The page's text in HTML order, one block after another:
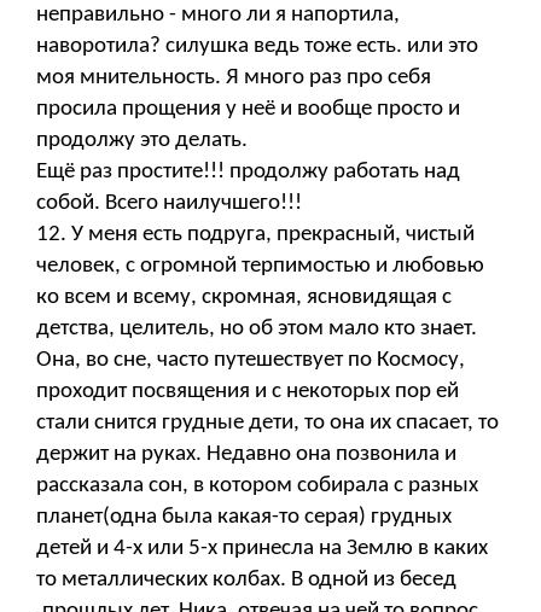
неправильно - много ли я напортила,
наворотила? силушка ведь тоже есть. или это
моя мнительность. Я много раз про себя
просила прощения у неё и вообще просто и
продолжу это делать.
Ещё раз простите!!! продолжу работать над
собой. Всего наилучшего!!!
12. У меня есть подруга, прекрасный, чистый
человек, с огромной терпимостью и любовью
ко всем и всему, скромная, ясновидящая с
детства, целитель, но об этом мало кто знает.
Она, во сне, часто путешествует по Космосу,
проходит посвящения и с некоторых пор ей
стали снится грудные дети, то она их спасает, то
держит на руках. Недавно она позвонила и
рассказала сон, в котором собирала с разных
планет(одна была какая-то серая) грудных
детей и 4-х или 5-х принесла на Землю в каких
то металлических колбах. В одной из бесед